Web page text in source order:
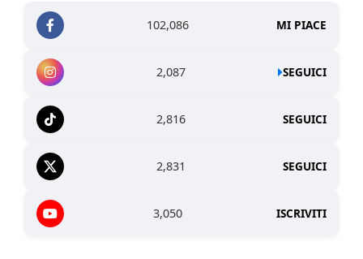
102,086 MI PIACE
2,087 SEGUICI
2,816 SEGUICI
2,831 SEGUICI
3,050 ISCRIVITI